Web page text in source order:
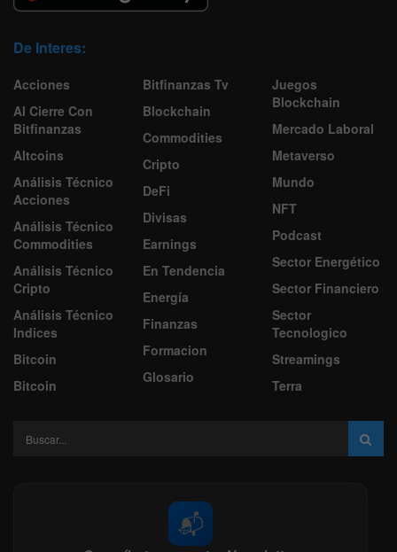
De Interes:
Acciones
Al Cierre Con
Bitfinanzas
Altcoins
Análisis Técnico
Acciones
Análisis Técnico
Commodities
Análisis Técnico
Cripto
Análisis Técnico
Indices
Bitcoin
Bitcoin
Bitfinanzas Tv
Blockchain
Commodities
Cripto
DeFi
Divisas
Earnings
En Tendencia
Energía
Finanzas
Formacion
Glosario
Juegos
Blockchain
Mercado Laboral
Metaverso
Mundo
NFT
Podcast
Sector Energético
Sector Financiero
Sector
Tecnologico
Streamings
Terra
📬